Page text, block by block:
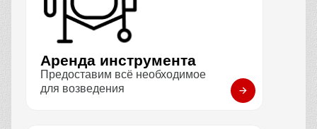
Аренда инструмента
Предоставим всё необходимое
для возведения